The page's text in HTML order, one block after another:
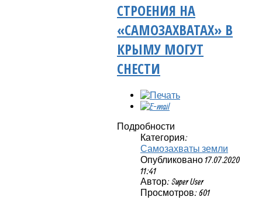
СТРОЕНИЯ НА
«САМОЗАХВАТАХ» В
КРЫМУ МОГУТ
СНЕСТИ
Подробности
Категория:
Самозахваты земли
Опубликовано 17.07.2020
11:41
Автор: Super User
Просмотров: 601